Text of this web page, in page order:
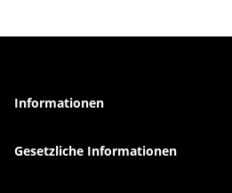
Informationen
Gesetzliche Informationen